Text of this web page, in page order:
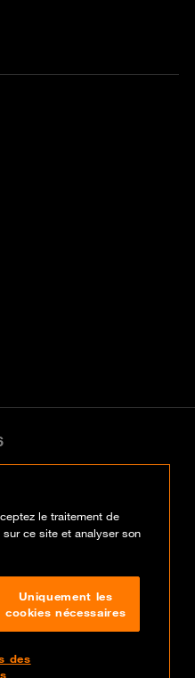
le traitement de
ce site et analyser son
Uniquement les
cookies nécessaires
des